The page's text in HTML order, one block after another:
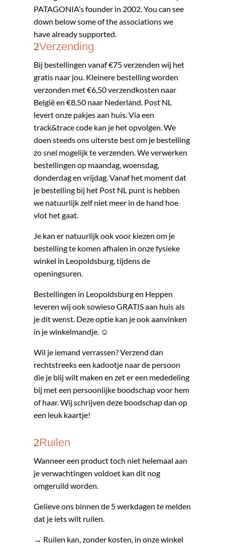
PATAGONIA’s founder in 2002. You can see
down below some of the associations we
have already supported.
Verzending
​​Bij bestellingen vanaf €75 verzenden wij het
gratis naar jou. Kleinere bestelling worden
verzonden met €6,50 verzendkosten naar
België en €8,50 naar Nederland. Post NL
levert onze pakjes aan huis. Via een
track&trace code kan je het opvolgen. We
doen steeds ons uiterste best om je bestelling
zo snel mogelijk te verzenden. We verwerken
bestellingen op maandag, woensdag,
donderdag en vrijdag. Vanaf het moment dat
je bestelling bij het Post NL punt is hebben
we natuurlijk zelf niet meer in de hand hoe
vlot het gaat.
Je kan er natuurlijk ook voor kiezen om je
bestelling te komen afhalen in onze fysieke
winkel in Leopoldsburg, tijdens de
openingsuren.
Bestellingen in Leopoldsburg en Heppen
leveren wij ook sowieso GRATIS aan huis als
je dit wenst. Deze optie kan je ook aanvinken
in je winkelmandje. ☺
Wil je iemand verrassen? Verzend dan
rechtstreeks een kadootje naar de persoon
die je blij wilt maken en zet er een mededeling
bij met een persoonlijke boodschap voor hem
of haar. Wij schrijven deze boodschap dan op
een leuk kaartje!
Ruilen
Wanneer een product toch niet helemaal aan
je verwachtingen voldoet kan dit nog
omgeruild worden.
Gelieve ons binnen de 5 werkdagen te melden
dat je iets wilt ruilen.
→ Ruilen kan, zonder kosten, in onze winkel